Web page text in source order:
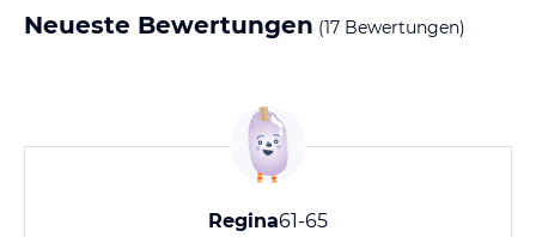
Neueste Bewertungen (17 Bewertungen)
Regina61-65